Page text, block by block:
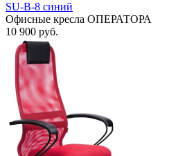
SU-B-8 cиний
Офисные кресла ОПЕРАТОРА
10 900 руб.